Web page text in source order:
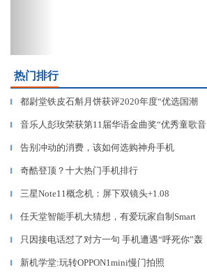
热门排行
▎ 都尉堂铁皮石斛月饼获评2020年度“优选国潮
▎ 音乐人彭玫荣获第11届华语金曲奖“优秀童歌音
▎ 告别冲动的消费，该如何选购神舟手机
▎ 奇酷登顶？十大热门手机排行
▎ 三星Note11概念机：屏下双镜头+1.08
▎ 任天堂智能手机大猜想，有爱玩家自制Smart
▎ 只因接电话怼了对方一句 手机遭遇“呼死你”轰
▎ 新机学堂:玩转OPPON1mini慢门拍照